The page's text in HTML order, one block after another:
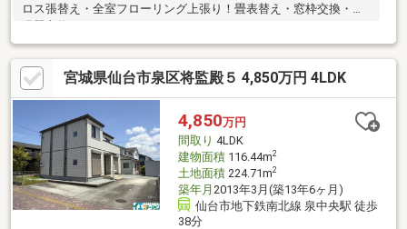
ロス張替え・全室フローリング上張り！畳表替え・窓枠交換・給
宮城県仙台市泉区将監殿５ 4,850万円 4LDK
4,850万円
間取り 4LDK
建物面積116.44m2
土地面積224.71m2
築年月 2013年3月(築13年6ヶ月)
仙台市地下鉄南北線 泉中央駅 徒歩
38分